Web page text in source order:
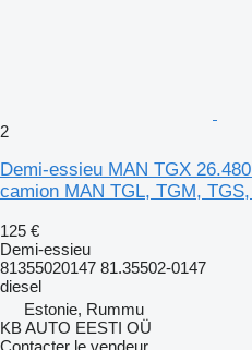
2
Demi-essieu MAN TGX
camion MAN TGL, TGM,
125 €
Demi-essieu
81355020147 81.35502-0147
diesel
Estonie, Rummu
KB AUTO EESTI OÜ
Contacter le vendeur